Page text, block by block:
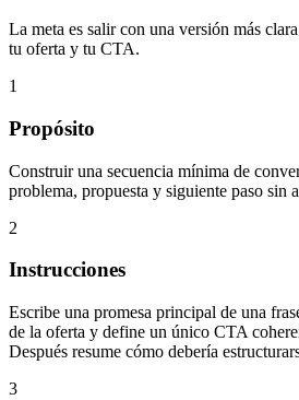
La meta es salir con una versión más
tu oferta y tu CTA.
1
Propósito
Construir una secuencia mínima de
problema, propuesta y siguiente paso sin
2
Instrucciones
Escribe una promesa principal de una
de la oferta y define un único CTA
Después resume cómo debería
3